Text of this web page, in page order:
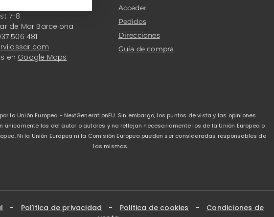
7-8
de Mar Barcelona
506 481
en Google Maps
Acceder
Pedidos
Direcciones
Guia de compra
la Unión Europea - NextGenerationEU. Sin embargo, los puntos de vista y las opiniones
únicamente los del autor o autores y no reflejan necesariamente los de la Unión Europea o
Ni la Unión Europea ni la Comisión Europea pueden ser consideradas responsables de
las mismas.
- Política de privacidad - Politica de cookies -
Condiciones de